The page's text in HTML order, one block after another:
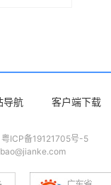
导航 客户端下载
粤ICP备19121705号-5